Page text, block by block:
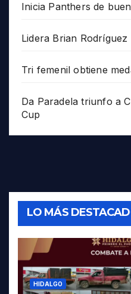
Inicia Panthers de
Lidera Brian
Tri femenil obtiene
Da Paradela triunfo a
Cup
LO MÁS
HIDALGO